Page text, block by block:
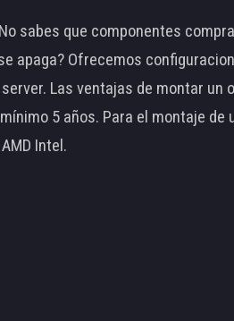
sabes que componentes
apaga? Ofrecemos
Las ventajas de montar
5 años. Para el montaje
AMD Intel.